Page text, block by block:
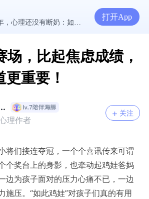
里获得专业心理帮助
打开App
场，比起焦虑成绩，
重要！
理作者
关注
将们接连夺冠，一个个喜讯传来可谓
个奖台上的身影，也牵动起鸡娃爸妈
边为孩子面对的压力心痛不已，一边
施压。“如此鸡娃”对孩子们真的有用